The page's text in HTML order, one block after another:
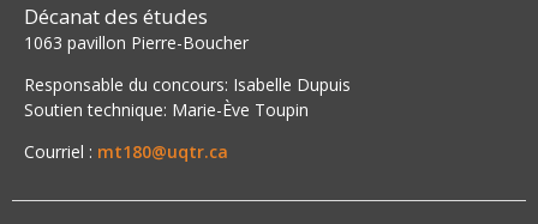
Décanat des études
1063 pavillon Pierre-Boucher
Responsable du concours: Isabelle Dupuis
Soutien technique: Marie-Ève Toupin
Courriel : mt180@uqtr.ca